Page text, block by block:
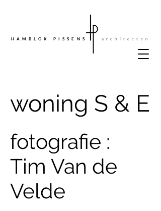
HAMBLOK PISSENS architecten
woning S & E
fotografie :
Tim Van de
Velde